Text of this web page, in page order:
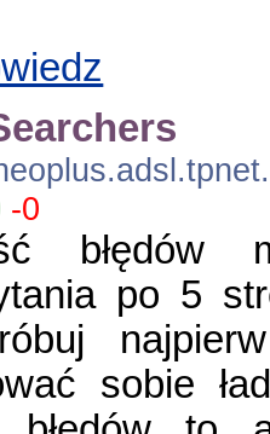
-0
błędów
po 5
sobie